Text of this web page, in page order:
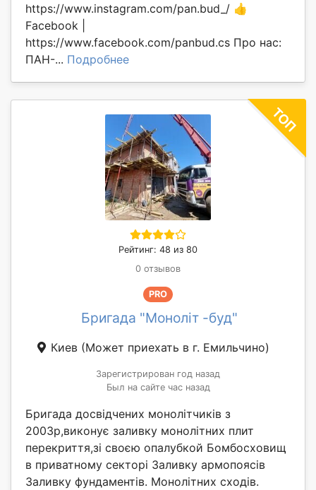
https://www.instagram.com/pan.bud_/ 👍
Facebook |
https://www.facebook.com/panbud.cs Про нас:
ПАН-... Подробнее
Рейтинг: 48 из 80
0 отзывов
PRO
Бригада "Моноліт -буд"
Киев (Может приехать в г. Емильчино)
Зарегистрирован год назад
Был на сайте час назад
Бригада досвідчених монолітчиків з
2003р,виконує заливку монолітних плит
перекриття,зі своєю опалубкой Бомбосховищ
в приватному секторі Заливку армопоясів
Заливку фундаментів. Монолітних сходів.